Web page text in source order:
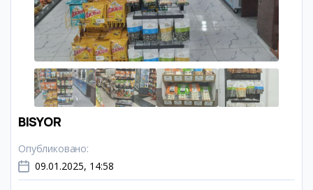
BISYOR
Опубликовано:
09.01.2025, 14:58